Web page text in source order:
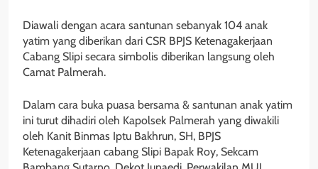
Diawali dengan acara santunan sebanyak 104 anak
yatim yang diberikan dari CSR BPJS Ketenagakerjaan
Cabang Slipi secara simbolis diberikan langsung oleh
Camat Palmerah.
Dalam cara buka puasa bersama & santunan anak yatim
ini turut dihadiri oleh Kapolsek Palmerah yang diwakili
oleh Kanit Binmas Iptu Bakhrun, SH, BPJS
Ketenagakerjaan cabang Slipi Bapak Roy, Sekcam